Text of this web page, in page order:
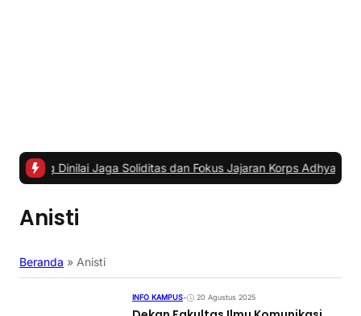
Jaga Soliditas dan Fokus Jajaran Korps Adhyaksa| #2 -
Anisti
Beranda » Anisti
INFO KAMPUS• 20 Agustus 2025